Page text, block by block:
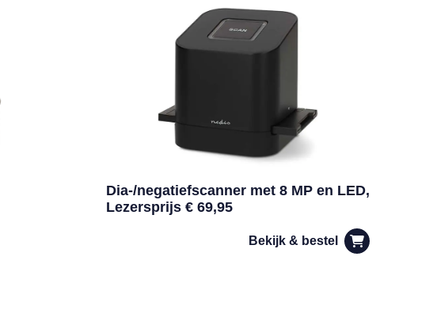
Dia-/negatiefscanner met 8 MP en LED,
Lezersprijs € 69,95
Bekijk & bestel